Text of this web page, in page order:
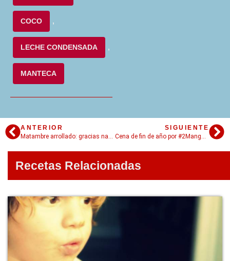
COCO ,
LECHE CONDENSADA ,
MANTECA
ANTERIOR
SIGUIENTE
Recetas Relacionadas